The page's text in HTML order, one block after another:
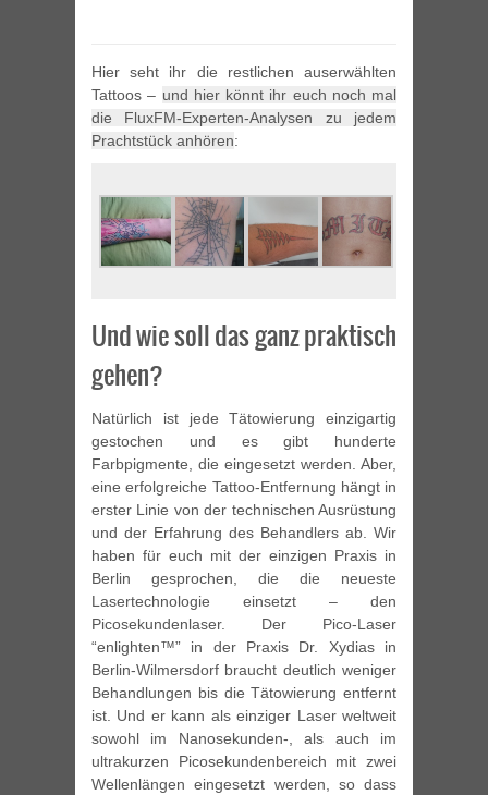
Hier seht ihr die restlichen auserwählten
Tattoos – und hier könnt ihr euch noch mal
die FluxFM-Experten-Analysen zu jedem
Prachtstück anhören:
Und wie soll das ganz praktisch
gehen?
Natürlich ist jede Tätowierung einzigartig
gestochen und es gibt hunderte
Farbpigmente, die eingesetzt werden. Aber,
eine erfolgreiche Tattoo-Entfernung hängt in
erster Linie von der technischen Ausrüstung
und der Erfahrung des Behandlers ab. Wir
haben für euch mit der einzigen Praxis in
Berlin gesprochen, die die neueste
Lasertechnologie einsetzt – den
Picosekundenlaser. Der Pico-Laser
“enlighten™” in der Praxis Dr. Xydias in
Berlin-Wilmersdorf braucht deutlich weniger
Behandlungen bis die Tätowierung entfernt
ist. Und er kann als einziger Laser weltweit
sowohl im Nanosekunden-, als auch im
ultrakurzen Picosekundenbereich mit zwei
Wellenlängen eingesetzt werden, so dass